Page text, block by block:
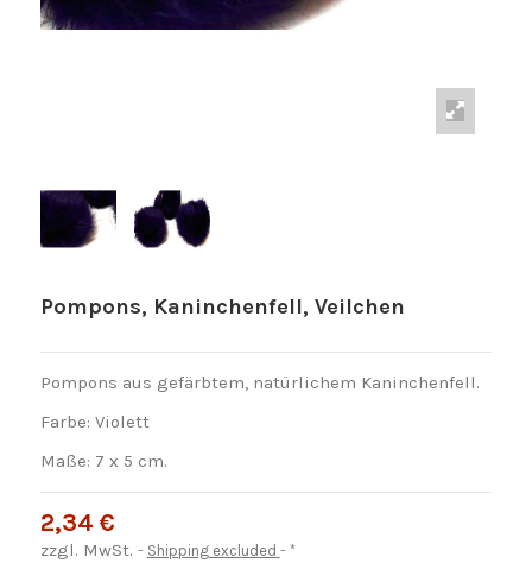
Pompons, Kaninchenfell, Veilchen
Pompons aus gefärbtem, natürlichem Kaninchenfell.
Farbe: Violett
Maße: 7 x 5 cm.
2,34 €
zzgl. MwSt. Shipping excluded *